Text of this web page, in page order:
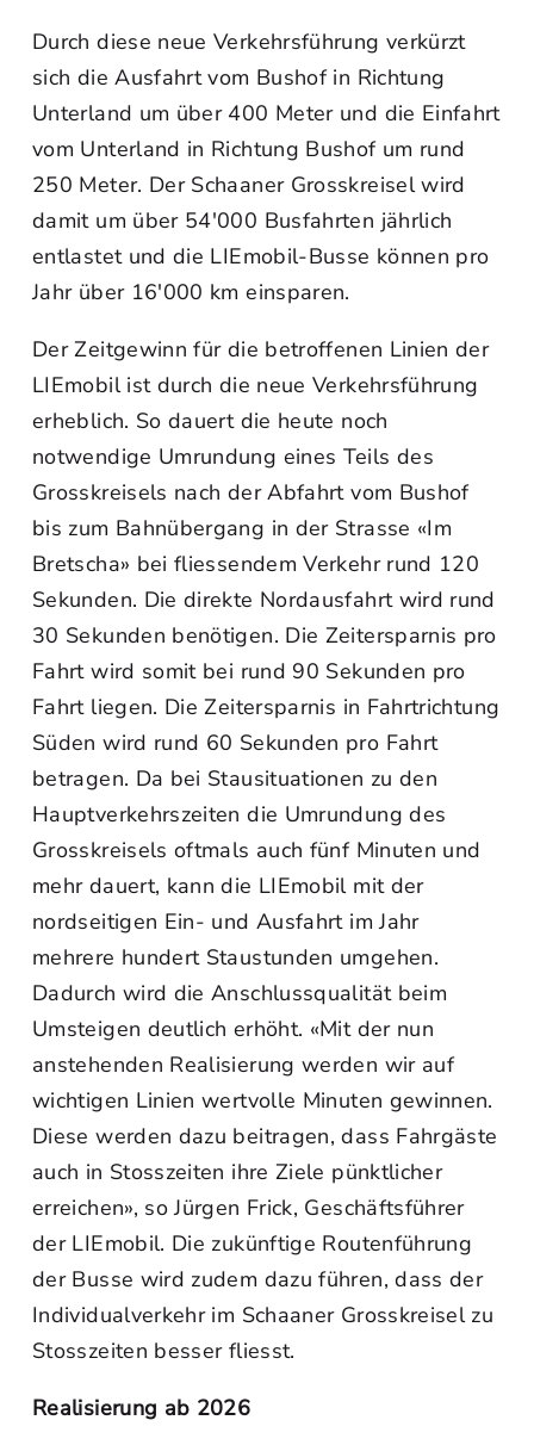
Durch diese neue Verkehrsführung verkürzt
sich die Ausfahrt vom Bushof in Richtung
Unterland um über 400 Meter und die Einfahrt
vom Unterland in Richtung Bushof um rund
250 Meter. Der Schaaner Grosskreisel wird
damit um über 54'000 Busfahrten jährlich
entlastet und die LIEmobil-Busse können pro
Jahr über 16'000 km einsparen.
Der Zeitgewinn für die betroffenen Linien der
LIEmobil ist durch die neue Verkehrsführung
erheblich. So dauert die heute noch
notwendige Umrundung eines Teils des
Grosskreisels nach der Abfahrt vom Bushof
bis zum Bahnübergang in der Strasse «Im
Bretscha» bei fliessendem Verkehr rund 120
Sekunden. Die direkte Nordausfahrt wird rund
30 Sekunden benötigen. Die Zeitersparnis pro
Fahrt wird somit bei rund 90 Sekunden pro
Fahrt liegen. Die Zeitersparnis in Fahrtrichtung
Süden wird rund 60 Sekunden pro Fahrt
betragen. Da bei Stausituationen zu den
Hauptverkehrszeiten die Umrundung des
Grosskreisels oftmals auch fünf Minuten und
mehr dauert, kann die LIEmobil mit der
nordseitigen Ein- und Ausfahrt im Jahr
mehrere hundert Staustunden umgehen.
Dadurch wird die Anschlussqualität beim
Umsteigen deutlich erhöht. «Mit der nun
anstehenden Realisierung werden wir auf
wichtigen Linien wertvolle Minuten gewinnen.
Diese werden dazu beitragen, dass Fahrgäste
auch in Stosszeiten ihre Ziele pünktlicher
erreichen», so Jürgen Frick, Geschäftsführer
der LIEmobil. Die zukünftige Routenführung
der Busse wird zudem dazu führen, dass der
Individualverkehr im Schaaner Grosskreisel zu
Stosszeiten besser fliesst.
Realisierung ab 2026